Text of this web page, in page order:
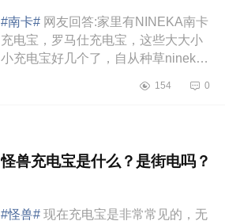
#南卡# 网友回答:家里有NINEKA南卡
充电宝，罗马仕充电宝，这些大大小
小充电宝好几个了，自从种草nineka
里面的其他充电宝了，太喜欢nineka
154 0
怪兽充电宝是什么？是街电吗？
#怪兽# 现在充电宝是非常常见的，无